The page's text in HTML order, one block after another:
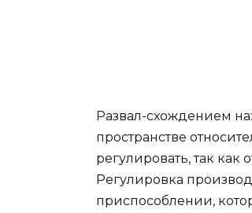
Развал-схождением
пространстве
регулировать, так как
Регулировка
приспособлении,